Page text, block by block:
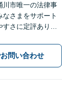
川市唯一の法律事
さまをサポート
すさに定評あり！1
ト】スピーディー
を目指します【桶
ン相談OK】
問い合わせ